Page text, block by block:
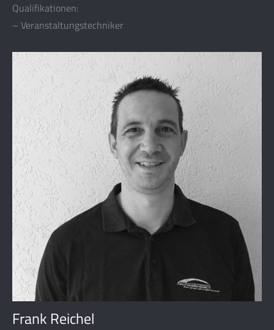
Qualifikationen:
– Veranstaltungstechniker
Frank Reichel